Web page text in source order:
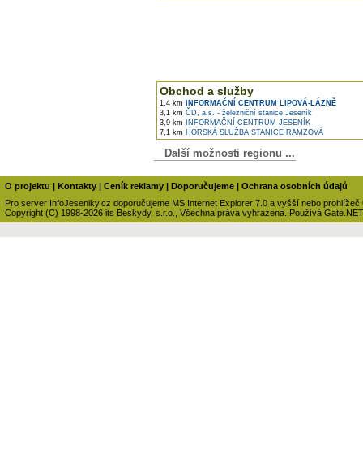
Obchod a služby
1,4 km
INFORMAČNÍ CENTRUM LIPOVÁ-LÁZNĚ
3,1 km ČD, a.s. - železniční stanice Jeseník
3,9 km INFORMAČNÍ CENTRUM JESENÍK
7,1 km HORSKÁ SLUŽBA STANICE RAMZOVÁ
Další možnosti regionu ...
O projektu | Kontakty | Ceník reklamy | Doporučujeme | Ochrana osobních údajů
Pro server InfoJeseniky.cz doporučujeme MS Internet Explorer 7.0 a vyšší nebo prohlížeč
Copyright (C) 1998-2026 its Beskydy, s.r.o., Všechna práva vyhrazena. Používá